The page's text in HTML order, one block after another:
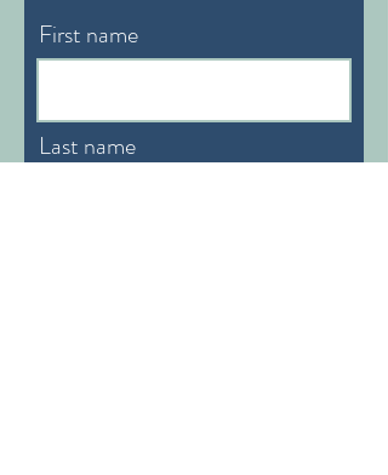
First name
Last name